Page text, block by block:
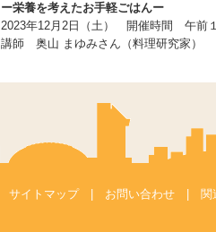
ー栄養を考えたお手軽ごはんー
2023年12月2日（土） 開催時間 午
講師 奥山 まゆみさん（料理研究家）
サイトマップ| お問い合わせ 関